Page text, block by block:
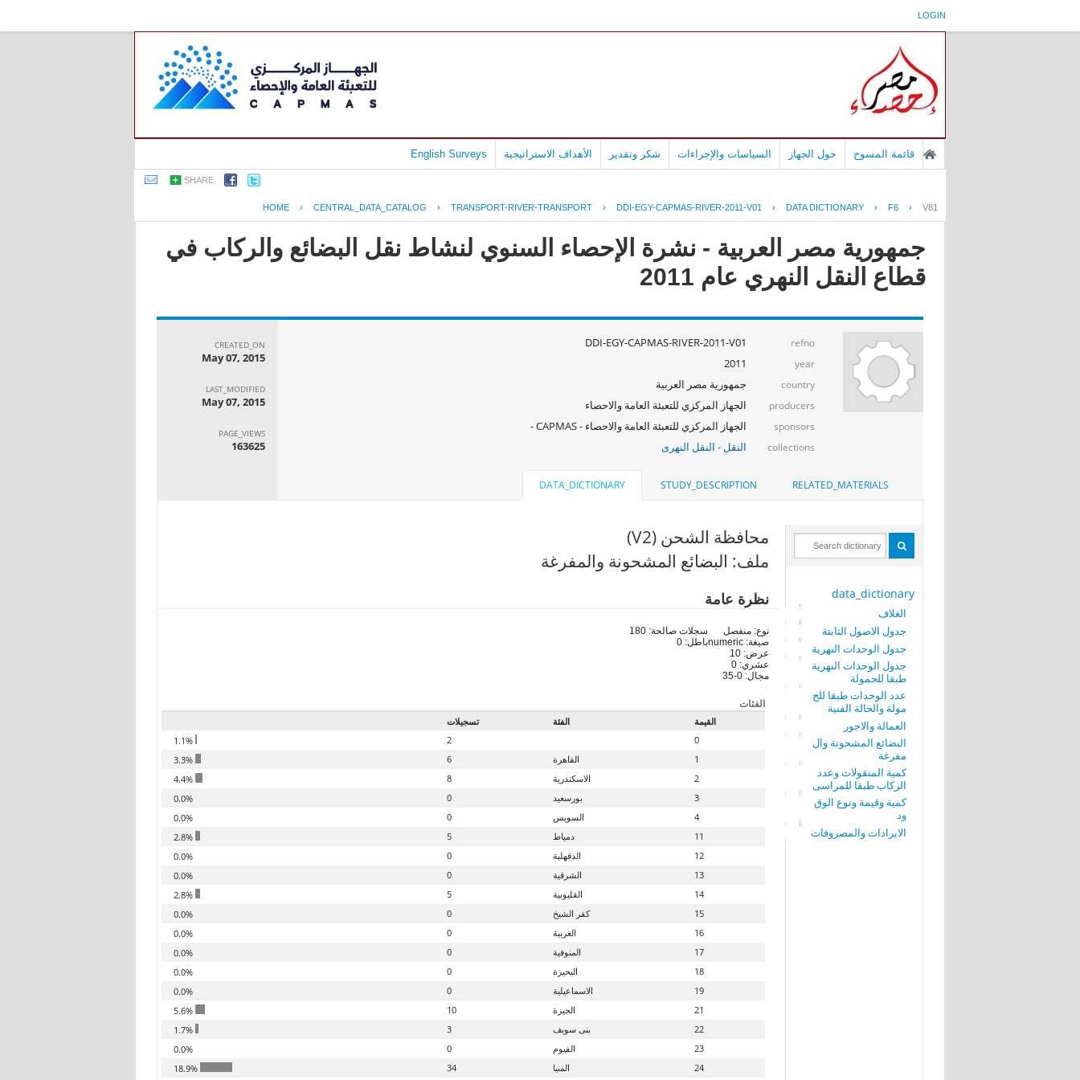
LOGIN
قائمة المسوح حول الجهاز السياسات والإجراءات شكر وتقدير الأهداف الاستراتيجية English Surveys
SHARE
HOME › CENTRAL_DATA_CATALOG › TRANSPORT-RIVER-TRANSPORT › DDI-EGY-CAPMAS-RIVER-2011-V01 › DATA DICTIONARY › F6 › V81
جمهورية مصر العربية - نشرة الإحصاء السنوي لنشاط نقل البضائع والركاب في
قطاع النقل النهري عام 2011
refno
DDI-EGY-CAPMAS-RIVER-2011-V01
year
2011
country جمهورية مصر العربية
producers الجهاز المركزي للتعبئة العامة والاحصاء
sponsors الجهاز المركزي للتعبئة العامة والاحصاء - CAPMAS -
collections النقل - النقل النهرى
CREATED_ON
May 07, 2015
LAST_MODIFIED
May 07, 2015
PAGE_VIEWS
163625
RELATED_MATERIALS
STUDY_DESCRIPTION
DATA_DICTIONARY
data_dictionary
الغلاف
جدول الاصول الثابتة
جدول الوحدات النهرية
جدول الوحدات النهرية
طبقا للحمولة
عدد الوحدات طبقا للح
مولة والحالة الفنية
العمالة والاجور
البضائع المشحونة وال
مفرغة
كمية المنقولات وعدد
الركاب طبقا للمراسى
كمية وقيمة ونوع الوق
ود
الايرادات والمصروفات
محافظة الشحن (V2)
ملف: البضائع المشحونة والمفرغة
نظرة عامة
نوع: منفصل
صيغة: numeric
عرض: 10
عشري: 0
مجال: 0-35
سجلات صالحة: 180
باطل: 0
الفئات
القيمة الفئة
تسجيلات
0
2
1
القاهرة 6
2
الاسكندرية 8
3
بورسعيد 0
4
السويس 0
11
دمياط 5
12
الدقهلية 0
13
الشرقية 0
14
القليوبية 5
15
كفر الشيخ 0
16
الغربية 0
17
المنوفية 0
18
البحيرة 0
19
الاسماعيلية 0
21
الجيزة 10
22
بنى سويف 3
23
الفيوم 0
24
المنيا 34